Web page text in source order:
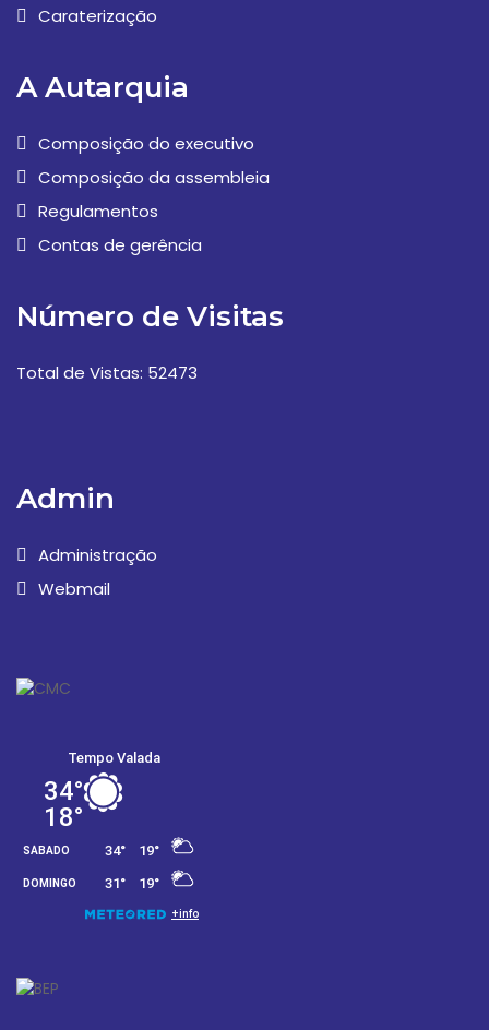
Caraterização
A Autarquia
Composição do executivo
Composição da assembleia
Regulamentos
Contas de gerência
Número de Visitas
Total de Vistas: 52473
Admin
Administração
Webmail